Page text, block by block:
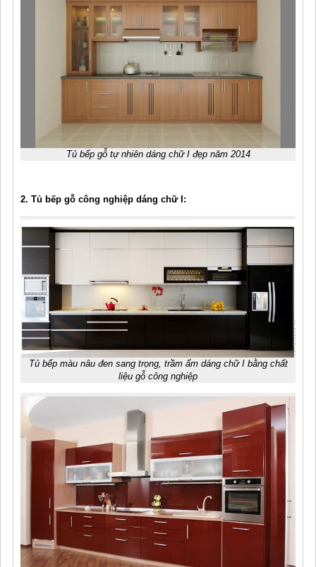
Tủ bếp gỗ tự nhiên dáng chữ I đẹp năm 2014
2. Tủ bếp gỗ công nghiệp dáng chữ I:
Tủ bếp màu nâu đen sang trọng, trầm ấm dáng chữ I bằng chất
liệu gỗ công nghiệp